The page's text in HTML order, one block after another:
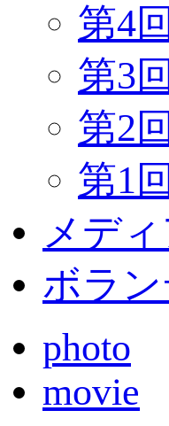
第4回
第3回
第2回
第1回
メデ
ボラ
photo
movie